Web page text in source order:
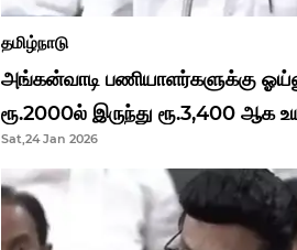
தமிழ்நாடு
அங்கன்வாடி பணியாளர்களுக்கு
ரூ.2000ல் இருந்து ரூ.3,400 ஆக
முதல்வர் மு.க.ஸ்டாலின்..!
Sat,24 Jan 2026